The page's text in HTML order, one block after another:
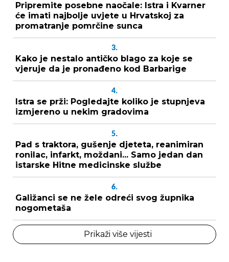
Pripremite posebne naočale: Istra i Kvarner
će imati najbolje uvjete u Hrvatskoj za
promatranje pomrčine sunca
3.
Kako je nestalo antičko blago za koje se
vjeruje da je pronađeno kod Barbarige
4.
Istra se prži: Pogledajte koliko je stupnjeva
izmjereno u nekim gradovima
5.
Pad s traktora, gušenje djeteta, reanimiran
ronilac, infarkt, moždani... Samo jedan dan
istarske Hitne medicinske službe
6.
Galižanci se ne žele odreći svog župnika
nogometaša
Prikaži više vijesti